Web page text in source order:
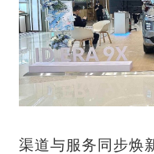
渠道与服务同步焕